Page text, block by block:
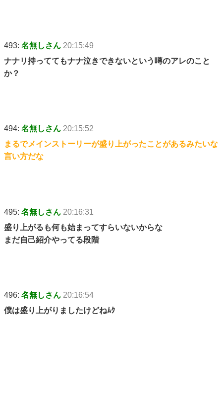
493: 名無しさん 20:15:49
ナナリ持っててもナナ泣きできないという噂のアレのこと
か？
494: 名無しさん 20:15:52
まるでメインストーリーが盛り上がったことがあるみたいな
言い方だな
495: 名無しさん 20:16:31
盛り上がるも何も始まってすらいないからな
まだ自己紹介やってる段階
496: 名無しさん 20:16:54
僕は盛り上がりましたけどねﾑｸ